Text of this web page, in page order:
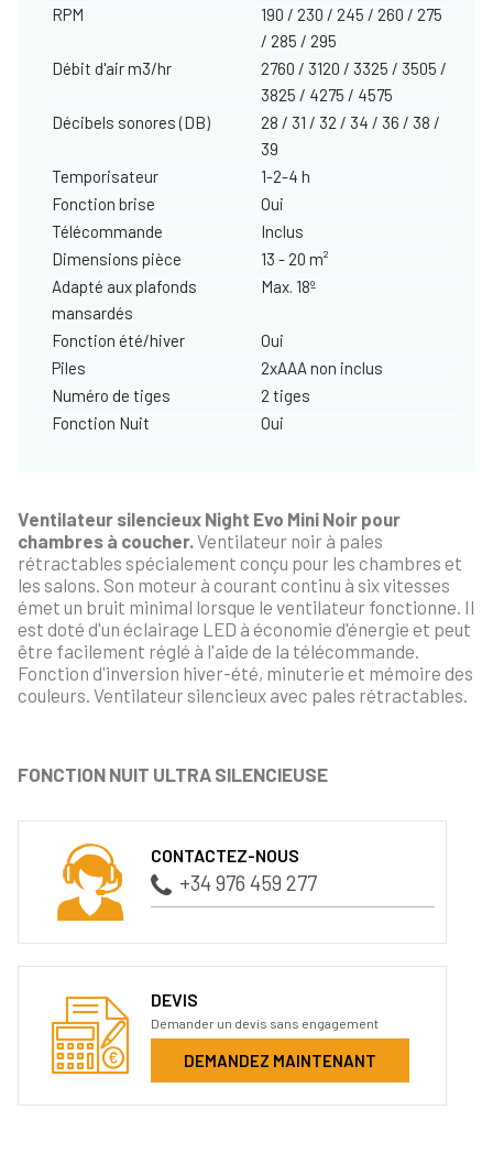
RPM
190 / 230 / 245 / 260 / 275
/ 285 / 295
Débit d'air m3/hr
2760 / 3120 / 3325 / 3505 /
3825 / 4275 / 4575
Décibels sonores (DB)
28 / 31 / 32 / 34 / 36 / 38 /
39
Temporisateur
1-2-4 h
Fonction brise
Oui
Télécommande
Inclus
Dimensions pièce
13 - 20 m²
Adapté aux plafonds
mansardés
Max. 18º
Fonction été/hiver
Oui
Piles
2xAAA non inclus
Numéro de tiges
2 tiges
Fonction Nuit
Oui
Ventilateur silencieux Night Evo Mini Noir pour
chambres à coucher. Ventilateur noir à pales
rétractables spécialement conçu pour les chambres et
les salons. Son moteur à courant continu à six vitesses
émet un bruit minimal lorsque le ventilateur fonctionne. Il
est doté d'un éclairage LED à économie d'énergie et peut
être facilement réglé à l'aide de la télécommande.
Fonction d'inversion hiver-été, minuterie et mémoire des
couleurs. Ventilateur silencieux avec pales rétractables.
FONCTION NUIT ULTRA SILENCIEUSE
CONTACTEZ-NOUS
+34 976 459 277
DEVIS
Demander un devis sans engagement
DEMANDEZ MAINTENANT